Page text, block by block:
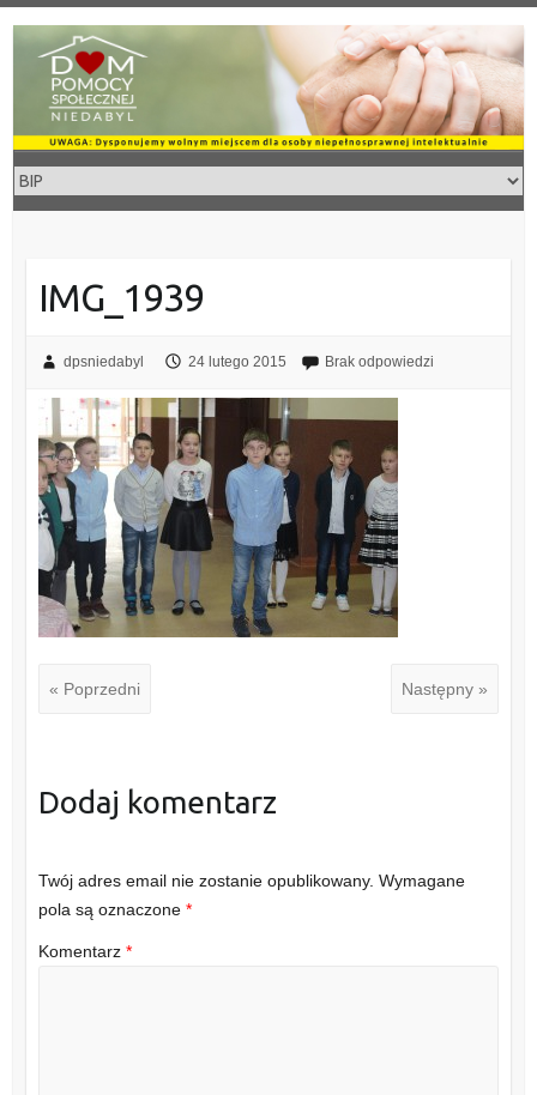
content
IMG_1939
dpsniedabyl 24 lutego 2015 Brak odpowiedzi
« Poprzedni Następny »
Dodaj komentarz
Twój adres email nie zostanie opublikowany. Wymagane
pola są oznaczone *
Komentarz *